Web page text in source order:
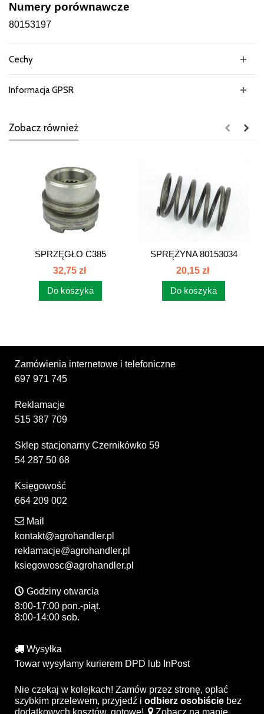
Numery porównawcze
80153197
Cechy
Informacja GPSR
Zobacz również
SPRZĘGŁO C385
80153033
32,75 zł
Do koszyka
SPRĘŻYNA 80153034
20,15 zł
Do koszyka
Zamówienia internetowe i telefoniczne
697 971 745
Reklamacje
515 387 709
Sklep stacjonarny Czernikówko 59
54 287 50 68
Księgowość
664 209 002
Mail
kontakt@agrohandler.pl
reklamacje@agrohandler.pl
ksiegowosc@agrohandler.pl
Godziny otwarcia
8:00-17:00 pon.-piąt.
8:00-14:00 sob.
Wysyłka
Towar wysyłamy kurierem DPD lub InPost
Nie czekaj w kolejkach! Zamów przez stronę, opłać
szybkim przelewem, przyjedź i odbierz osobiście bez